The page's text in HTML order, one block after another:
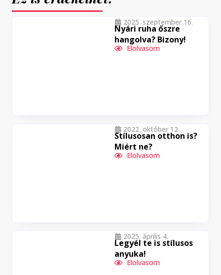
2025. szeptember 16.
Nyári ruha őszre
hangolva? Bizony!
Elolvasom
2022. október 12.
Stílusosan otthon is?
Miért ne?
Elolvasom
2025. április 4.
Legyél te is stílusos
anyuka!
Elolvasom